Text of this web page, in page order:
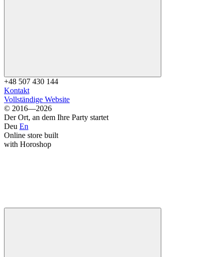
+48 507 430 144
Kontakt
Vollständige Website
© 2016—2026
Der Ort, an dem Ihre Party startet
Deu En
Online store built
with Horoshop